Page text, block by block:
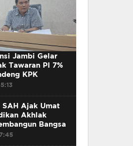
Jambi Gelar
Tawaran PI 7%
KPK
SAH Ajak Umat
Akhlak
Bangsa